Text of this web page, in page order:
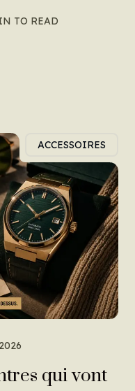
TO READ
ACCESSOIRES
qui vont